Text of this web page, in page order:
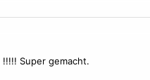
!!!!! Super gemacht.